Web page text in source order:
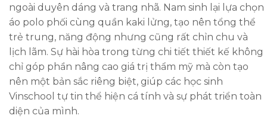
ngoài duyên dáng và trang nhã. Nam sinh lại lựa chọn
áo polo phối cùng quần kaki lửng, tạo nên tổng thể
trẻ trung, năng động nhưng cũng rất chỉn chu và
lịch lãm. Sự hài hòa trong từng chi tiết thiết kế không
chỉ góp phần nâng cao giá trị thẩm mỹ mà còn tạo
nên một bản sắc riêng biệt, giúp các học sinh
Vinschool tự tin thể hiện cá tính và sự phát triển toàn
diện của mình.